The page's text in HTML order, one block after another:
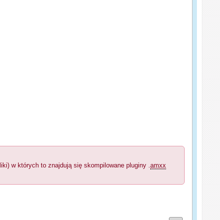
w których to znajdują się skompilowane pluginy .amxx